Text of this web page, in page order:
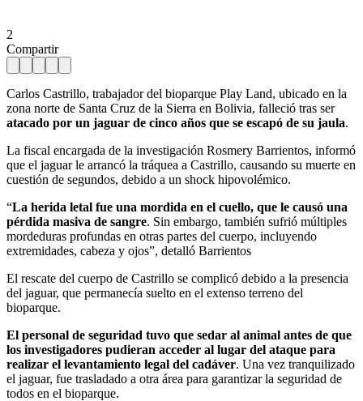
2
Compartir
Carlos Castrillo, trabajador del bioparque Play Land, ubicado en la
zona norte de Santa Cruz de la Sierra en Bolivia, falleció tras ser
atacado por un jaguar de cinco años que se escapó de su jaula.
La fiscal encargada de la investigación Rosmery Barrientos, informó
que el jaguar le arrancó la tráquea a Castrillo, causando su muerte en
cuestión de segundos, debido a un shock hipovolémico.
“La herida letal fue una mordida en el cuello, que le causó una
pérdida masiva de sangre. Sin embargo, también sufrió múltiples
mordeduras profundas en otras partes del cuerpo, incluyendo
extremidades, cabeza y ojos”, detalló Barrientos
El rescate del cuerpo de Castrillo se complicó debido a la presencia
del jaguar, que permanecía suelto en el extenso terreno del
bioparque.
El personal de seguridad tuvo que sedar al animal antes de que
los investigadores pudieran acceder al lugar del ataque para
realizar el levantamiento legal del cadáver. Una vez tranquilizado
el jaguar, fue trasladado a otra área para garantizar la seguridad de
todos en el bioparque.